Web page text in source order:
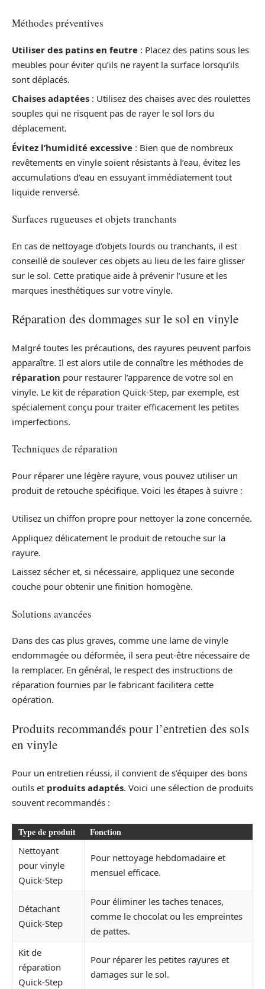
Méthodes préventives
Utiliser des patins en feutre : Placez des patins sous les
meubles pour éviter qu’ils ne rayent la surface lorsqu’ils
sont déplacés.
Chaises adaptées : Utilisez des chaises avec des roulettes
souples qui ne risquent pas de rayer le sol lors du
déplacement.
Évitez l’humidité excessive : Bien que de nombreux
revêtements en vinyle soient résistants à l’eau, évitez les
accumulations d’eau en essuyant immédiatement tout
liquide renversé.
Surfaces rugueuses et objets tranchants
En cas de nettoyage d’objets lourds ou tranchants, il est
conseillé de soulever ces objets au lieu de les faire glisser
sur le sol. Cette pratique aide à prévenir l’usure et les
marques inesthétiques sur votre vinyle.
Réparation des dommages sur le sol en vinyle
Malgré toutes les précautions, des rayures peuvent parfois
apparaître. Il est alors utile de connaître les méthodes de
réparation pour restaurer l’apparence de votre sol en
vinyle. Le kit de réparation Quick-Step, par exemple, est
spécialement conçu pour traiter efficacement les petites
imperfections.
Techniques de réparation
Pour réparer une légère rayure, vous pouvez utiliser un
produit de retouche spécifique. Voici les étapes à suivre :
Utilisez un chiffon propre pour nettoyer la zone concernée.
Appliquez délicatement le produit de retouche sur la
rayure.
Laissez sécher et, si nécessaire, appliquez une seconde
couche pour obtenir une finition homogène.
Solutions avancées
Dans des cas plus graves, comme une lame de vinyle
endommagée ou déformée, il sera peut-être nécessaire de
la remplacer. En général, le respect des instructions de
réparation fournies par le fabricant facilitera cette
opération.
Produits recommandés pour l’entretien des sols
en vinyle
Pour un entretien réussi, il convient de s’équiper des bons
outils et produits adaptés. Voici une sélection de produits
souvent recommandés :
Type de produit Fonction
Nettoyant
pour vinyle
Quick-Step
Pour nettoyage hebdomadaire et
mensuel efficace.
Détachant
Quick-Step
Pour éliminer les taches tenaces,
comme le chocolat ou les empreintes
de pattes.
Kit de
réparation
Quick-Step
Pour réparer les petites rayures et
damages sur le sol.